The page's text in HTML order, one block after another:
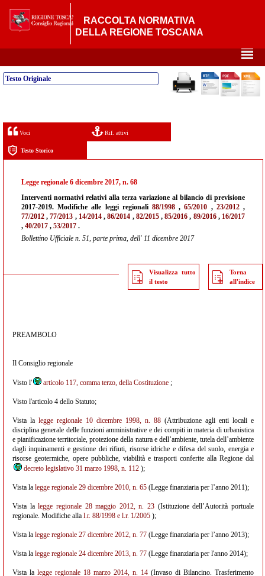
RACCOLTA NORMATIVA
DELLA REGIONE TOSCANA
²
Testo Originale
Voci Rif. attivi
Testo Storico
Legge regionale 6 dicembre 2017, n. 68
Interventi normativi relativi alla terza variazione al bilancio di previsione
2017-2019. Modifiche alle leggi regionali 88/1998 ,65/2010 , 23/2012,
77/2012 ,77/2013 , 14/2014,86/2014 , 82/2015,85/2016 , 89/2016, 16/2017
, 40/2017 , 53/2017 .
Bollettino Ufficiale n. 51, parte prima, dell' 11 dicembre 2017
Visualizza tutto
il testo
Torna
all'indice
PREAMBOLO
Il Consiglio regionale
Visto l' articolo 117, comma terzo, della Costituzione ;
Visto l'articolo 4 dello Statuto;
Vista la legge regionale 10 dicembre 1998, n. 88 (Attribuzione agli enti locali e
disciplina generale delle funzioni amministrative e dei compiti in materia di urbanistica
e pianificazione territoriale, protezione della natura e dell’ambiente, tutela dell’ambiente
dagli inquinamenti e gestione dei rifiuti, risorse idriche e difesa del suolo, energia e
risorse geotermiche, opere pubbliche, viabilità e trasporti conferite alla Regione dal
decreto legislativo 31 marzo 1998, n. 112 );
Vista la legge regionale 29 dicembre 2010, n. 65 (Legge finanziaria per l’anno 2011);
Vista lalegge regionale 28 maggio 2012, n. 23 (Istituzione dell’Autorità portuale
regionale. Modifiche alla l.r. 88/1998 e l.r. 1/2005 );
Vista la legge regionale 27 dicembre 2012, n. 77 (Legge finanziaria per l’anno 2013);
Vista la legge regionale 24 dicembre 2013, n. 77 (Legge finanziaria per l'anno 2014);
Vista la legge regionale 18 marzo 2014, n. 14 (Invaso di Bilancino. Trasferimento